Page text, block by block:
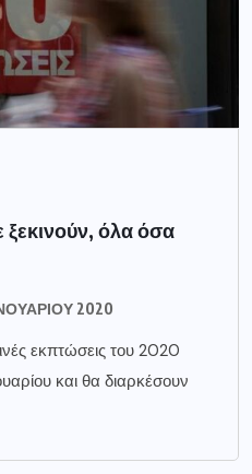
όλα όσα
2020
εκπτώσεις του 2020
και θα διαρκέσουν